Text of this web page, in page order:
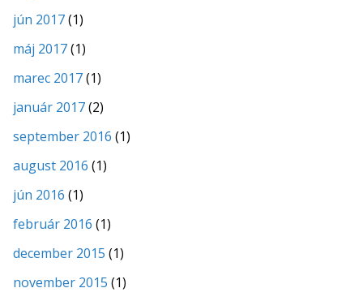
jún 2017(1)
máj 2017(1)
marec 2017(1)
január 2017(2)
september 2016 (1)
august 2016 (1)
jún 2016 (1)
február 2016 (1)
december 2015 (1)
november 2015 (1)